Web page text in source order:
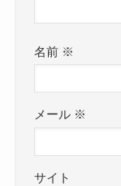
名前 ※
メール ※
サイト